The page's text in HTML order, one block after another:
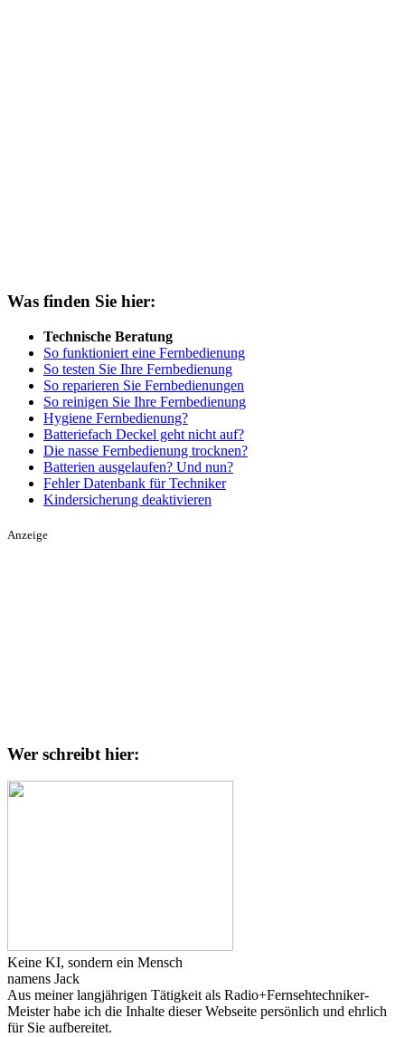
Was finden Sie hier:
Technische Beratung
So funktioniert eine Fernbedienung
So testen Sie Ihre Fernbedienung
So reparieren Sie Fernbedienungen
So reinigen Sie Ihre Fernbedienung
Hygiene Fernbedienung?
Batteriefach Deckel geht nicht auf?
Die nasse Fernbedienung trocknen?
Batterien ausgelaufen? Und nun?
Fehler Datenbank für Techniker
Kindersicherung deaktivieren
Anzeige
Wer schreibt hier:
Keine KI, sondern ein Mensch
namens Jack
Aus meiner langjährigen Tätigkeit als Radio+Fernsehtechniker-
Meister habe ich die Inhalte dieser Webseite persönlich und ehrlich
für Sie aufbereitet.